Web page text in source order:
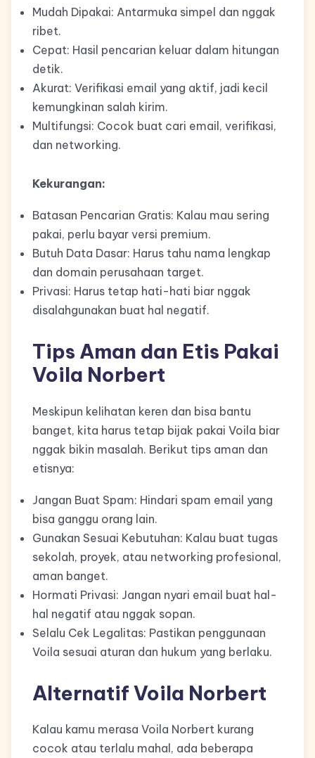
Mudah Dipakai: Antarmuka simpel dan nggak
ribet.
Cepat: Hasil pencarian keluar dalam hitungan
detik.
Akurat: Verifikasi email yang aktif, jadi kecil
kemungkinan salah kirim.
Multifungsi: Cocok buat cari email, verifikasi,
dan networking.
Kekurangan:
Batasan Pencarian Gratis: Kalau mau sering
pakai, perlu bayar versi premium.
Butuh Data Dasar: Harus tahu nama lengkap
dan domain perusahaan target.
Privasi: Harus tetap hati-hati biar nggak
disalahgunakan buat hal negatif.
Tips Aman dan Etis Pakai
Voila Norbert
Meskipun kelihatan keren dan bisa bantu
banget, kita harus tetap bijak pakai Voila biar
nggak bikin masalah. Berikut tips aman dan
etisnya:
Jangan Buat Spam: Hindari spam email yang
bisa ganggu orang lain.
Gunakan Sesuai Kebutuhan: Kalau buat tugas
sekolah, proyek, atau networking profesional,
aman banget.
Hormati Privasi: Jangan nyari email buat hal-
hal negatif atau nggak sopan.
Selalu Cek Legalitas: Pastikan penggunaan
Voila sesuai aturan dan hukum yang berlaku.
Alternatif Voila Norbert
Kalau kamu merasa Voila Norbert kurang
cocok atau terlalu mahal, ada beberapa